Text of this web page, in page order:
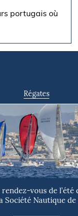
portugais où
Régates
rendez-vous de l’été
Société Nautique de